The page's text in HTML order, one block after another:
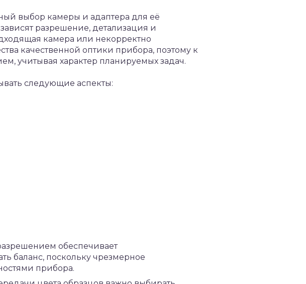
выбор камеры и адаптера для её
разрешение, детализация и
камера или некорректно
качественной оптики прибора, поэтому к
учитывая характер планируемых задач.
следующие аспекты:
обеспечивает
баланс, поскольку чрезмерное
прибора.